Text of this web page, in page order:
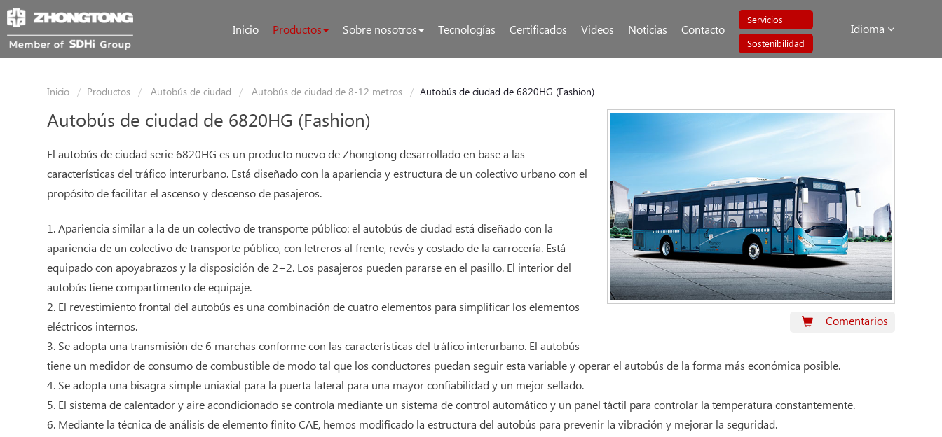
Idioma
Inicio Productos Sobre nosotros Tecnologías Certificados Videos Noticias Contacto
Servicios
Sostenibilidad
Inicio Productos Autobús de ciudad Autobús de ciudad de 8-12 metros Autobús de ciudad de 6820HG (Fashion)
Comentarios
Autobús de ciudad de 6820HG (Fashion)
El autobús de ciudad serie 6820HG es un producto nuevo de Zhongtong desarrollado en base a las
características del tráfico interurbano. Está diseñado con la apariencia y estructura de un colectivo urbano con el
propósito de facilitar el ascenso y descenso de pasajeros.
1. Apariencia similar a la de un colectivo de transporte público: el autobús de ciudad está diseñado con la
apariencia de un colectivo de transporte público, con letreros al frente, revés y costado de la carrocería. Está
equipado con apoyabrazos y la disposición de 2+2. Los pasajeros pueden pararse en el pasillo. El interior del
autobús tiene compartimento de equipaje.
2. El revestimiento frontal del autobús es una combinación de cuatro elementos para simplificar los elementos
eléctricos internos.
3. Se adopta una transmisión de 6 marchas conforme con las características del tráfico interurbano. El autobús
tiene un medidor de consumo de combustible de modo tal que los conductores puedan seguir esta variable y operar el autobús de la forma más económica posible.
4. Se adopta una bisagra simple uniaxial para la puerta lateral para una mayor confiabilidad y un mejor sellado.
5. El sistema de calentador y aire acondicionado se controla mediante un sistema de control automático y un panel táctil para controlar la temperatura constantemente.
6. Mediante la técnica de análisis de elemento finito CAE, hemos modificado la estructura del autobús para prevenir la vibración y mejorar la seguridad.